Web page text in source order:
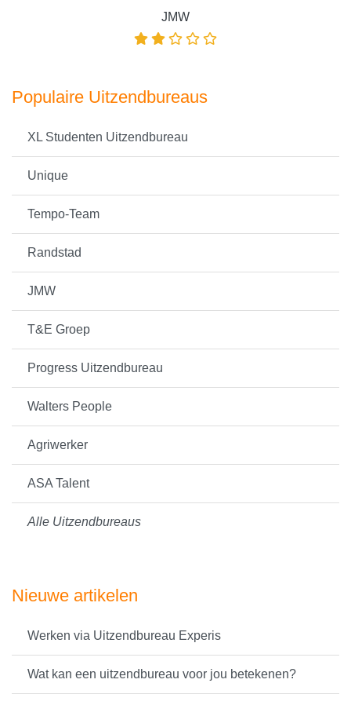
JMW
Populaire Uitzendbureaus
XL Studenten Uitzendbureau
Unique
Tempo-Team
Randstad
JMW
T&E Groep
Progress Uitzendbureau
Walters People
Agriwerker
ASA Talent
Alle Uitzendbureaus
Nieuwe artikelen
Werken via Uitzendbureau Experis
Wat kan een uitzendbureau voor jou betekenen?